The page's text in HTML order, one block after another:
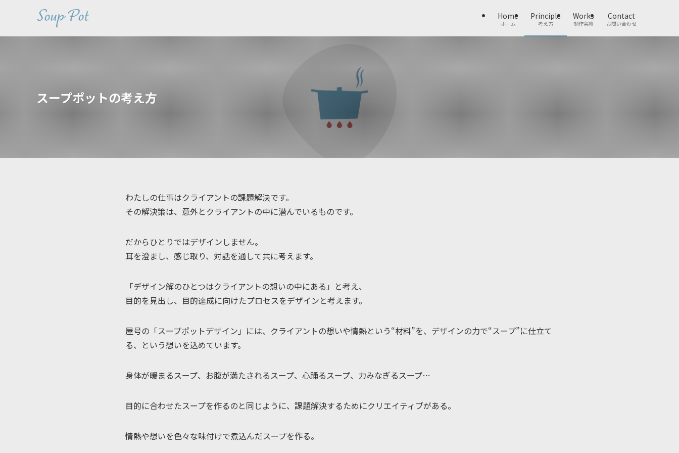
Home
ホーム
Principle
考え方
Works
制作実績
Contact
お問い合わせ
スープポットの考え方
わたしの仕事はクライアントの課題解決です。
その解決策は、意外とクライアントの中に潜んでいるものです。
だからひとりではデザインしません。
耳を澄まし、感じ取り、対話を通して共に考えます。
「デザイン解のひとつはクライアントの想いの中にある」と考え、
目的を見出し、目的達成に向けたプロセスをデザインと考えます。
屋号の「スープポットデザイン」には、クライアントの想いや情熱という“材料”を、デザインの力で“スープ”に仕立て
る、という想いを込めています。
身体が暖まるスープ、お腹が満たされるスープ、心踊るスープ、力みなぎるスープ…
目的に合わせたスープを作るのと同じように、課題解決するためにクリエイティブがある。
情熱や想いを色々な味付けで煮込んだスープを作る。